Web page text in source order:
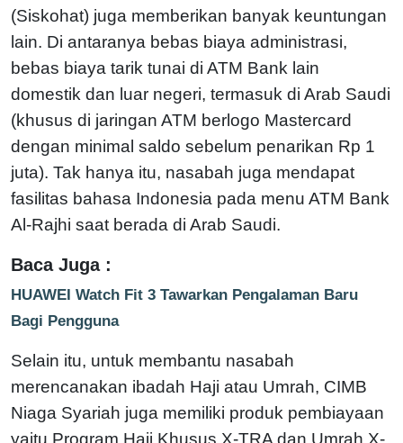
(Siskohat) juga memberikan banyak keuntungan
lain. Di antaranya bebas biaya administrasi,
bebas biaya tarik tunai di ATM Bank lain
domestik dan luar negeri, termasuk di Arab Saudi
(khusus di jaringan ATM berlogo Mastercard
dengan minimal saldo sebelum penarikan Rp 1
juta). Tak hanya itu, nasabah juga mendapat
fasilitas bahasa Indonesia pada menu ATM Bank
Al-Rajhi saat berada di Arab Saudi.
Baca Juga :
HUAWEI Watch Fit 3 Tawarkan Pengalaman Baru
Bagi Pengguna
Selain itu, untuk membantu nasabah
merencanakan ibadah Haji atau Umrah, CIMB
Niaga Syariah juga memiliki produk pembiayaan
yaitu Program Haji Khusus X-TRA dan Umrah X-